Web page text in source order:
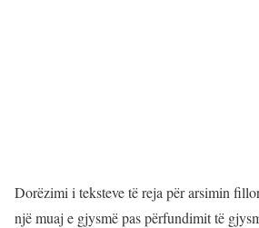
Dorëzimi i teksteve të reja për arsimin
një muaj e gjysmë pas përfundimit të